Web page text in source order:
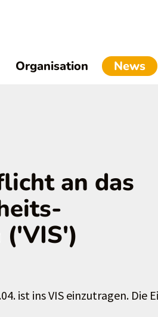
Organisation News
an das
ist ins VIS einzutragen. Die